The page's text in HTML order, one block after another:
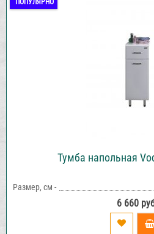
ПОПУЛЯРНО
Тумба напольная
Размер, см -
6 660